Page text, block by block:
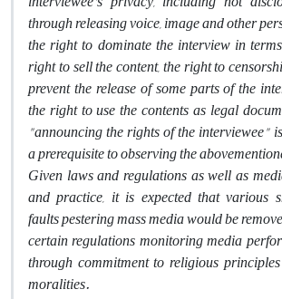
through releasing voice, image and other
the right to dominate the interview in
right to sell the content, the right to
prevent the release of some parts of the
the right to use the contents as legal
"announcing the rights of the interviewee"
a prerequisite to observing the
Given laws and regulations as well as
and practice, it is expected that various
faults pestering mass media would be
certain regulations monitoring media
through commitment to religious
moralities.